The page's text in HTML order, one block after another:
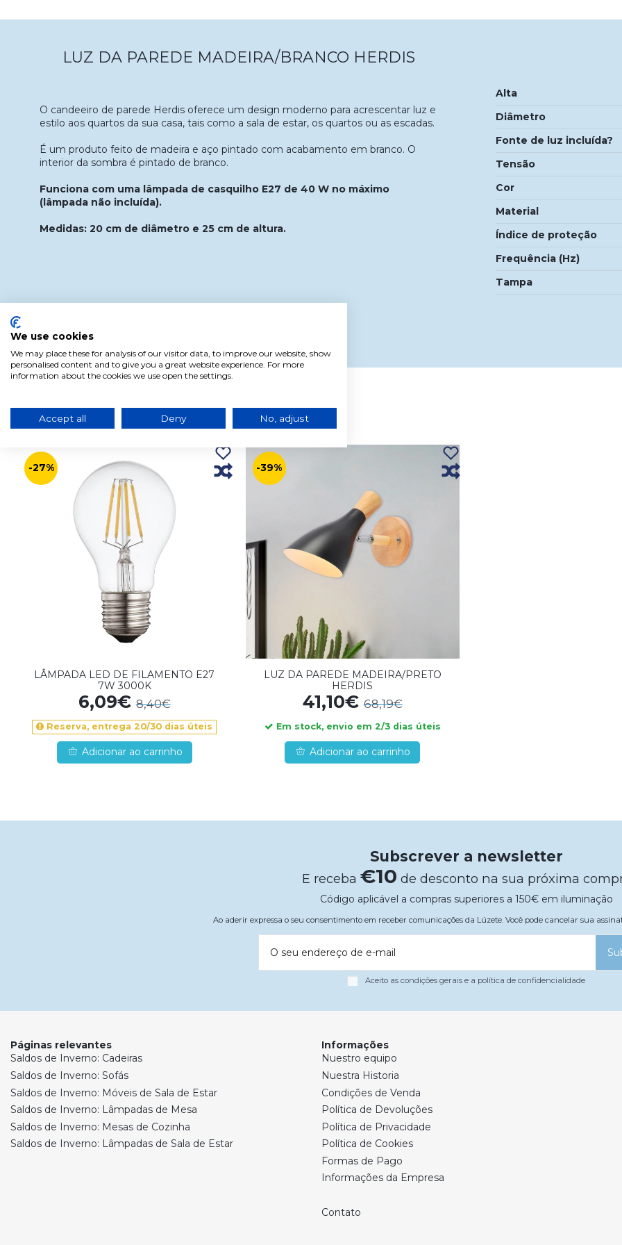
LUZ DA PAREDE MADEIRA/BRANCO HERDIS
O candeeiro de parede Herdis oferece um design moderno para acrescentar luz e
estilo aos quartos da sua casa, tais como a sala de estar, os quartos ou as escadas.
É um produto feito de madeira e aço pintado com acabamento em branco. O
interior da sombra é pintado de branco.
Funciona com uma lâmpada de casquilho E27 de 40 W no máximo
(lâmpada não incluída).
Medidas: 20 cm de diâmetro e 25 cm de altura.
Alta
Diâmetro
Fonte de luz incluída?
Tensão
Cor
Material
Índice de proteção
Frequência (Hz)
Tampa
Produtos relacionados com este produto
-27%
LÂMPADA LED DE FILAMENTO E27
7W 3000K
6,09€8,40€
Reserva, entrega 20/30 dias úteis
Adicionar ao carrinho
-39%
LUZ DA PAREDE MADEIRA/PRETO
HERDIS
41,10€68,19€
Em stock, envio em 2/3 dias úteis
Adicionar ao carrinho
Subscrever a newsletter
E receba €10 de desconto na sua próxima
Código aplicável a compras superiores a 150€ em iluminação
Ao aderir expressa o seu consentimento em receber comunicações da Lúzete. Você pode cancelar sua
O seu endereço de e-mail
Aceito as condições gerais e a política de confidencialidade
Páginas relevantes
Saldos de Inverno: Cadeiras
Saldos de Inverno: Sofás
Saldos de Inverno: Móveis de Sala de Estar
Saldos de Inverno: Lâmpadas de Mesa
Saldos de Inverno: Mesas de Cozinha
Saldos de Inverno: Lâmpadas de Sala de Estar
Informações
Nuestro equipo
Nuestra Historia
Condições de Venda
Política de Devoluções
Política de Privacidade
Política de Cookies
Formas de Pago
Informações da Empresa
Contato
We use cookies
We may place these for analysis of our visitor data, to improve our website, show
personalised content and to give you a great website experience. For more
information about the cookies we use open the settings.
Accept all Deny No, adjust